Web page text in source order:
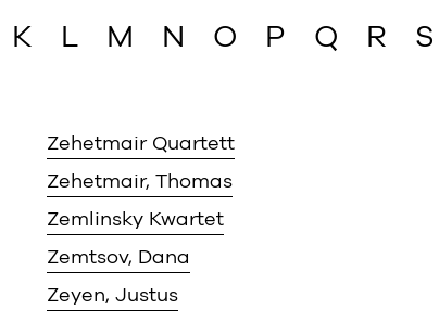
K L M N O P Q R S
Zehetmair Quartett
Zehetmair, Thomas
Zemlinsky Kwartet
Zemtsov, Dana
Zeyen, Justus